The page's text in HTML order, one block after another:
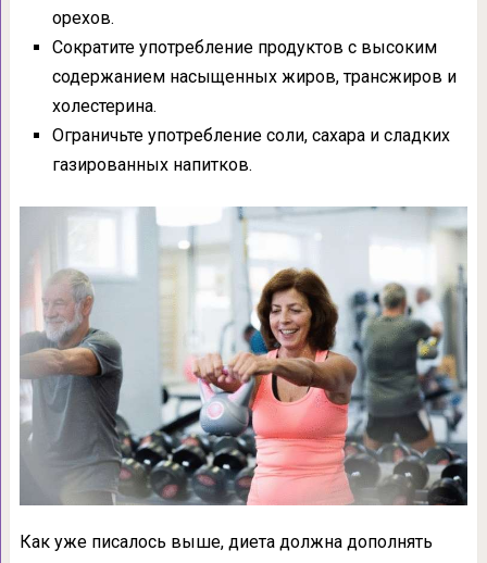
орехов.
Сократите употребление продуктов с высоким
содержанием насыщенных жиров, трансжиров и
холестерина.
Ограничьте употребление соли, сахара и сладких
газированных напитков.
Как уже писалось выше, диета должна дополнять